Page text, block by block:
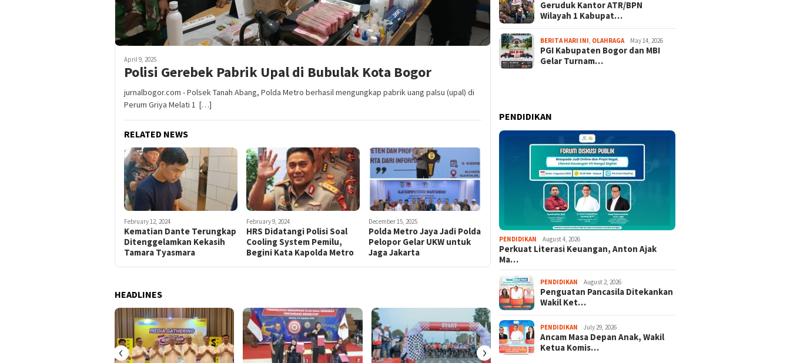
April 9, 2025
Polisi Gerebek Pabrik Upal di Bubulak Kota Bogor
jurnalbogor.com - Polsek Tanah Abang, Polda Metro berhasil mengungkap pabrik uang palsu (upal) di
Perum Griya Melati 1 […]
RELATED NEWS
February 12, 2024
Kematian Dante Terungkap
Ditenggelamkan Kekasih
Tamara Tyasmara
February 9, 2024
HRS Didatangi Polisi Soal
Cooling System Pemilu,
Begini Kata Kapolda Metro
December 15, 2025
Polda Metro Jaya Jadi Polda
Pelopor Gelar UKW untuk
Jaga Jakarta
HEADLINES
‹ ›
Geruduk Kantor ATR/BPN
Wilayah 1 Kabupat…
BERITA HARI INI OLAHRAGA May 14, 2026
PGI Kabupaten Bogor dan MBI
Gelar Turnam…
PENDIDIKAN
PENDIDIKAN August 4, 2026
Perkuat Literasi Keuangan, Anton Ajak
Ma…
PENDIDIKAN August 2, 2026
Penguatan Pancasila Ditekankan
Wakil Ket…
PENDIDIKAN July 29, 2026
Ancam Masa Depan Anak, Wakil
Ketua Komis…